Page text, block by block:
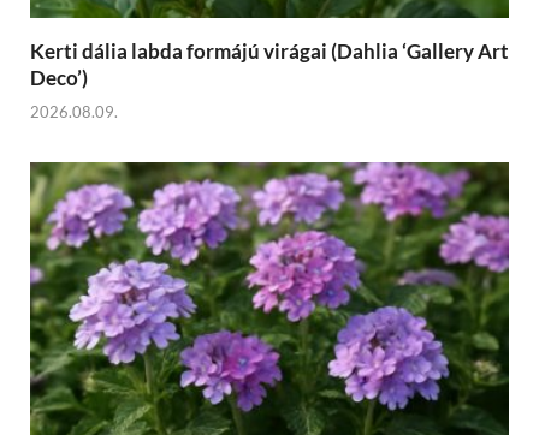
Kerti dália labda formájú virágai (Dahlia ‘Gallery Art
Deco’)
2026.08.09.